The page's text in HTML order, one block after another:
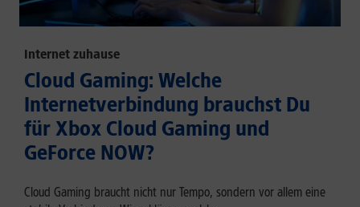
Internet zuhause
Cloud Gaming: Welche
Internetverbindung brauchst Du
für Xbox Cloud Gaming und
GeForce NOW?
Cloud Gaming braucht nicht nur Tempo, sondern vor allem eine